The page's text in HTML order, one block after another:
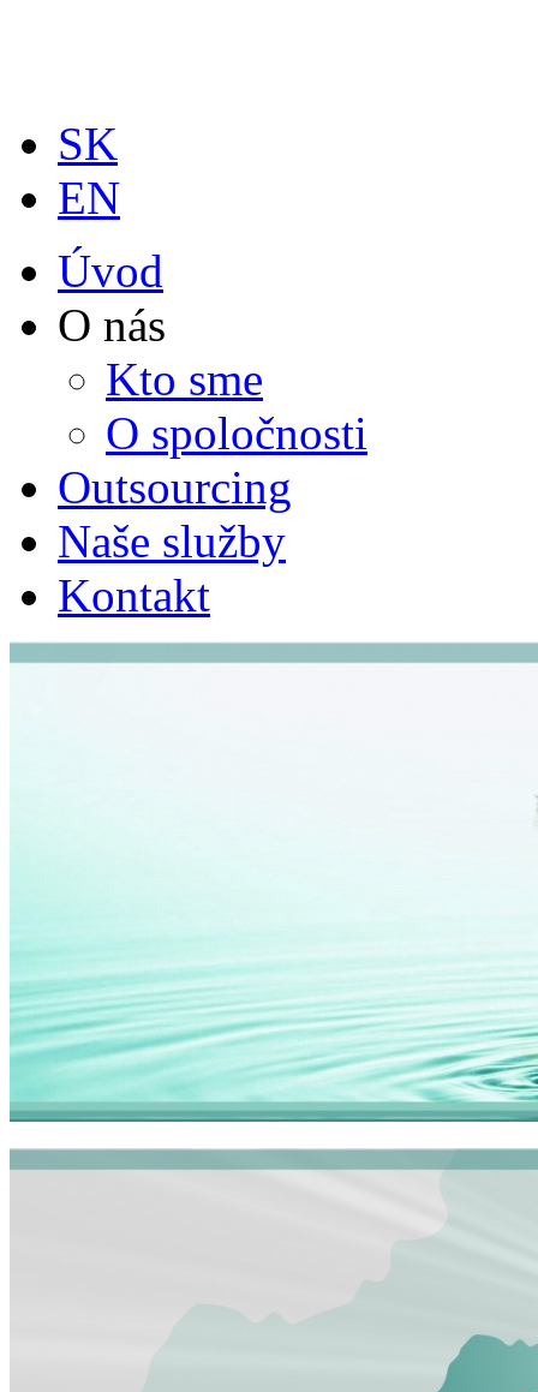
SK
EN
Úvod
O nás
Kto sme
O spoločnosti
Outsourcing
Naše služby
Kontakt